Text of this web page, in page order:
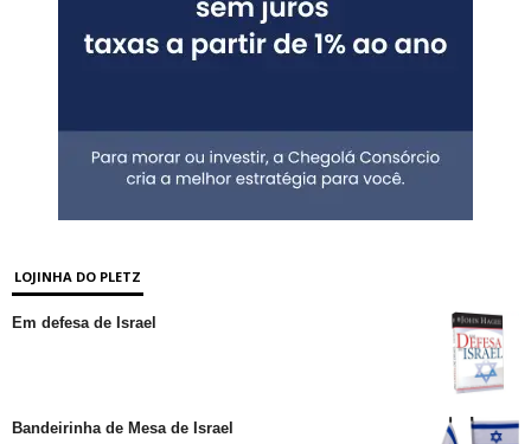
LOJINHA DO PLETZ
Em defesa de Israel
Bandeirinha de Mesa de Israel